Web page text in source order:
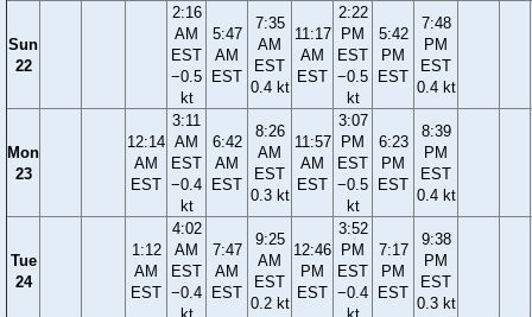
Sun
22
2:16
AM
EST
−0.5
kt
5:47
AM
EST
7:35
AM
EST
0.4 kt
11:17
AM
EST
2:22
PM
EST
−0.5
kt
5:42
PM
EST
7:48
PM
EST
0.4 kt
Mon
23
12:14
AM
EST
3:11
AM
EST
−0.4
kt
6:42
AM
EST
8:26
AM
EST
0.3 kt
11:57
AM
EST
3:07
PM
EST
−0.5
kt
6:23
PM
EST
8:39
PM
EST
0.4 kt
Tue
24
1:12
AM
EST
4:02
AM
EST
−0.4
7:47
AM
EST
9:25
AM
EST
0.2 kt
12:46
PM
EST
3:52
PM
EST
−0.4
7:17
PM
EST
9:38
PM
EST
0.3 kt